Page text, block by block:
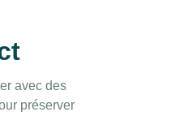
avec des
préserver